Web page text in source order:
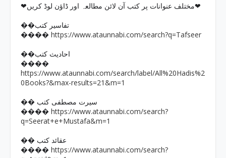
❤مختلف عنوانات پر کتب آن لائن مطالعہ اور ڈاؤن لوڈ کریں❤
��تفاسیر کتب
���� https://www.ataunnabi.com/search?q=Tafseer
��احادیث کتب
����
https://www.ataunnabi.com/search/label/All%20Hadis%2
0Books?&max-results=21&m=1
�� سیرت مصطفی کتب
���� https://www.ataunnabi.com/search?
q=Seerat+e+Mustafa&m=1
�� عقائد کتب
���� https://www.ataunnabi.com/search?